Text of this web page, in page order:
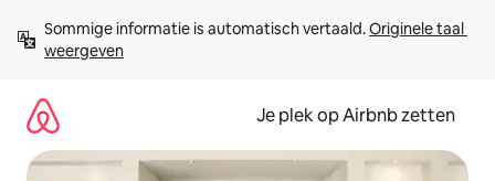
direct
naar
Sommige informatie is automatisch vertaald. Originele taal
weergeven
Je plek op Airbnb zetten